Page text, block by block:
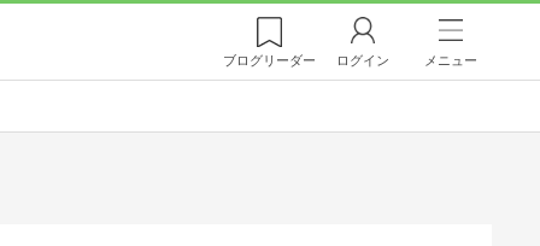
ブログリーダー ログイン メニュー